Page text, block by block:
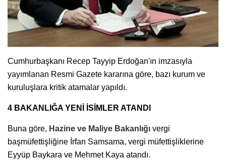
Cumhurbaşkanı Recep Tayyip Erdoğan'ın imzasıyla
yayımlanan Resmi Gazete kararına göre, bazı kurum ve
kuruluşlara kritik atamalar yapıldı.
4 BAKANLIĞA YENİ İSİMLER ATANDI
Buna göre, Hazine ve Maliye Bakanlığı vergi
başmüfettişliğine İrfan Samsama, vergi müfettişliklerine
Eyyüp Baykara ve Mehmet Kaya atandı.